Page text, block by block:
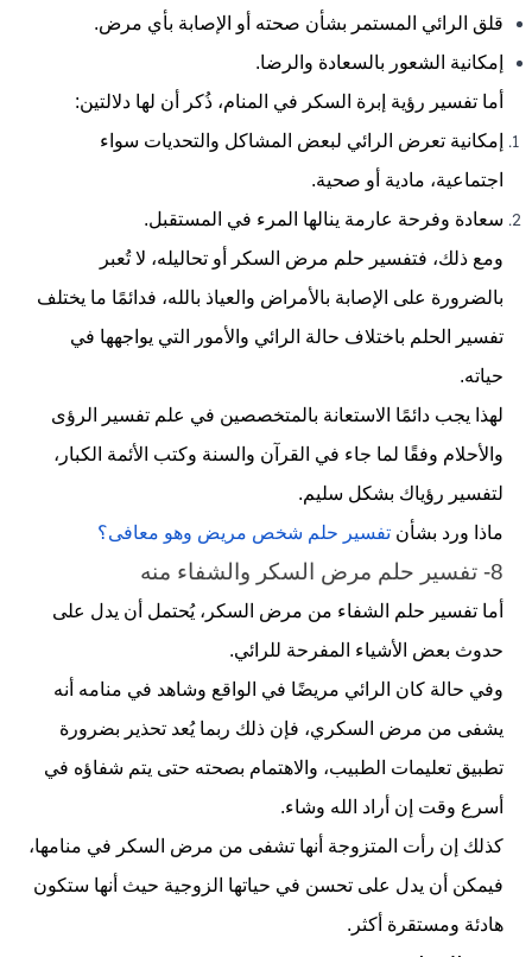
قلق الرائي المستمر بشأن صحته أو الإصابة بأي مرض.
إمكانية الشعور بالسعادة والرضا.
أما تفسير رؤية إبرة السكر في المنام، ذُكر أن لها دلالتين:
إمكانية تعرض الرائي لبعض المشاكل والتحديات سواء
اجتماعية، مادية أو صحية.
سعادة وفرحة عارمة ينالها المرء في المستقبل.
ومع ذلك، فتفسير حلم مرض السكر أو تحاليله، لا تُعبر
بالضرورة على الإصابة بالأمراض والعياذ بالله، فدائمًا ما يختلف
تفسير الحلم باختلاف حالة الرائي والأمور التي يواجهها في
حياته.
لهذا يجب دائمًا الاستعانة بالمتخصصين في علم تفسير الرؤى
والأحلام وفقًا لما جاء في القرآن والسنة وكتب الأئمة الكبار،
لتفسير رؤياك بشكل سليم.
ماذا ورد بشأن تفسير حلم شخص مريض وهو معافى؟
8- تفسير حلم مرض السكر والشفاء منه
أما تفسير حلم الشفاء من مرض السكر، يُحتمل أن يدل على
حدوث بعض الأشياء المفرحة للرائي.
وفي حالة كان الرائي مريضًا في الواقع وشاهد في منامه أنه
يشفى من مرض السكري، فإن ذلك ربما يُعد تحذير بضرورة
تطبيق تعليمات الطبيب، والاهتمام بصحته حتى يتم شفاؤه في
أسرع وقت إن أراد الله وشاء.
كذلك إن رأت المتزوجة أنها تشفى من مرض السكر في منامها،
فيمكن أن يدل على تحسن في حياتها الزوجية حيث أنها ستكون
هادئة ومستقرة أكثر.